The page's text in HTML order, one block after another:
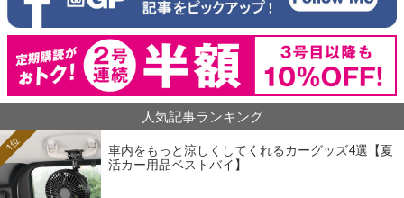
人気記事ランキング
車内をもっと涼しくしてくれるカーグッズ4選【夏
活カー用品ベストバイ】
1位